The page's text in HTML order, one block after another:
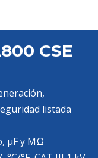
CSE
listada
μF y MΩ